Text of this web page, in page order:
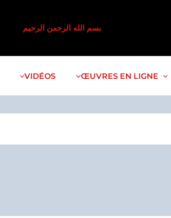
بسم الله الرحمن الرحيم
VIDÉOS ŒUVRES EN LIGNE